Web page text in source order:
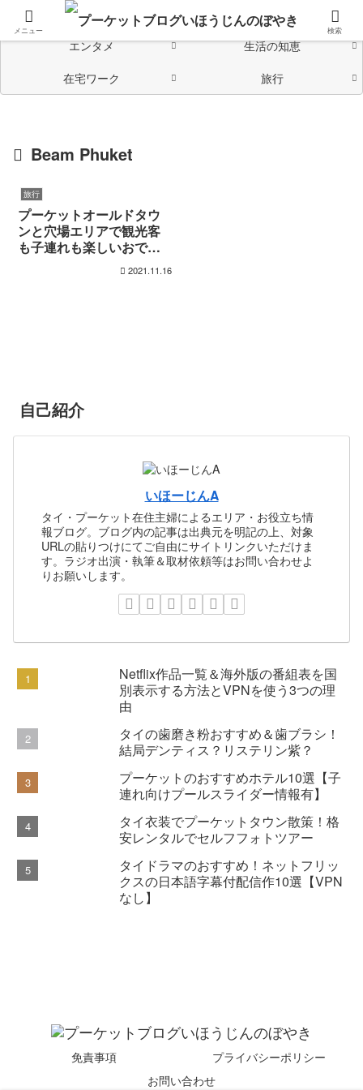
海外在住の日本人が「つながる」情報発信中
エンタメ
生活の知恵
在宅ワーク
旅行
Beam Phuket
旅行
プーケットオールドタウ
ンと穴場エリアで観光客
も子連れも楽しいおでか
2021.11.16
自己紹介
いほーじんA
タイ・プーケット在住主婦によるエリア・お役立ち情
報ブログ。ブログ内の記事は出典元を明記の上、対象
URLの貼りつけにてご自由にサイトリンクいただけま
す。ラジオ出演・執筆＆取材依頼等はお問い合わせよ
りお願いします。
Netflix作品一覧＆海外版の番組表を国
別表示する方法とVPNを使う3つの理
由
タイの歯磨き粉おすすめ＆歯ブラシ！
結局デンティス？リステリン紫？
プーケットのおすすめホテル10選【子
連れ向けプールスライダー情報有】
タイ衣装でプーケットタウン散策！格
安レンタルでセルフフォトツアー
タイドラマのおすすめ！ネットフリッ
クスの日本語字幕付配信作10選【VPN
なし】
免責事項
プライバシーポリシー
お問い合わせ
メニュー 検索